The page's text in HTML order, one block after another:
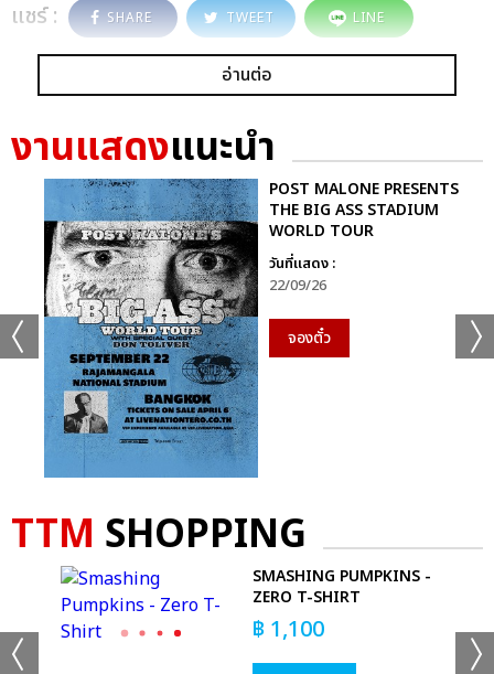
แชร์ : SHARE TWEET LINE
อ่านต่อ
งานแสดงแนะนำ
POST MALONE PRESENTS
THE BIG ASS STADIUM
WORLD TOUR
วันที่แสดง :
22/09/26
จองตั๋ว
TTM SHOPPING
SMASHING PUMPKINS -
ZERO T-SHIRT
฿ 1,100